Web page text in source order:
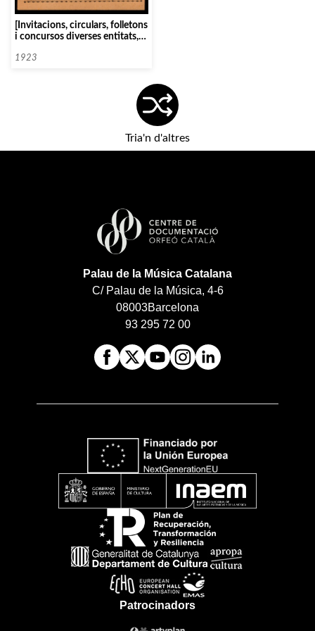
[Invitacions, circulars, folletons
i concursos diverses entitats,
1923
Tria'n d'altres
Palau de la Música Catalana
C/ Palau de la Música, 4-6
08003Barcelona
93 295 72 00
Patrocinadors